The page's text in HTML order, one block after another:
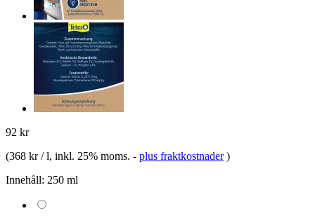
92 kr
(368 kr / l, inkl. 25% moms. - plus fraktkostnader )
Innehåll: 250 ml